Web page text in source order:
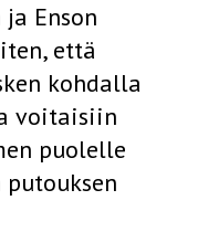
Enson
että
kohdalla
voitaisiin
puolelle